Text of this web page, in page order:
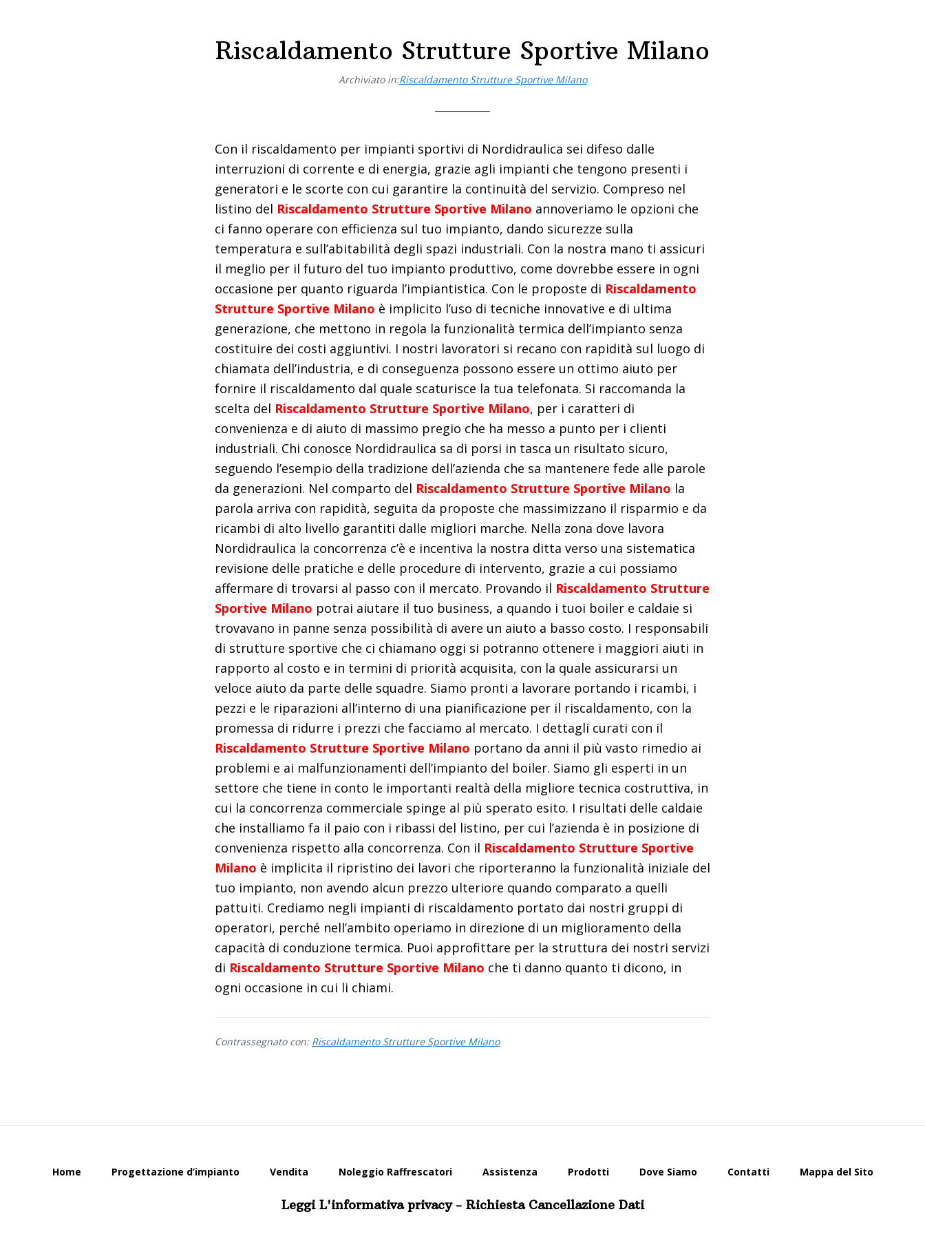
Riscaldamento Strutture Sportive Milano
Archiviato in:Riscaldamento Strutture Sportive Milano
Con il riscaldamento per impianti sportivi di Nordidraulica sei difeso dalle
interruzioni di corrente e di energia, grazie agli impianti che tengono presenti i
generatori e le scorte con cui garantire la continuità del servizio. Compreso nel
listino del Riscaldamento Strutture Sportive Milano annoveriamo le opzioni che
ci fanno operare con efficienza sul tuo impianto, dando sicurezze sulla
temperatura e sull’abitabilità degli spazi industriali. Con la nostra mano ti assicuri
il meglio per il futuro del tuo impianto produttivo, come dovrebbe essere in ogni
occasione per quanto riguarda l’impiantistica. Con le proposte di Riscaldamento
Strutture Sportive Milano è implicito l’uso di tecniche innovative e di ultima
generazione, che mettono in regola la funzionalità termica dell’impianto senza
costituire dei costi aggiuntivi. I nostri lavoratori si recano con rapidità sul luogo di
chiamata dell’industria, e di conseguenza possono essere un ottimo aiuto per
fornire il riscaldamento dal quale scaturisce la tua telefonata. Si raccomanda la
scelta del Riscaldamento Strutture Sportive Milano, per i caratteri di
convenienza e di aiuto di massimo pregio che ha messo a punto per i clienti
industriali. Chi conosce Nordidraulica sa di porsi in tasca un risultato sicuro,
seguendo l’esempio della tradizione dell’azienda che sa mantenere fede alle parole
da generazioni. Nel comparto del Riscaldamento Strutture Sportive Milano la
parola arriva con rapidità, seguita da proposte che massimizzano il risparmio e da
ricambi di alto livello garantiti dalle migliori marche. Nella zona dove lavora
Nordidraulica la concorrenza c’è e incentiva la nostra ditta verso una sistematica
revisione delle pratiche e delle procedure di intervento, grazie a cui possiamo
affermare di trovarsi al passo con il mercato. Provando il Riscaldamento Strutture
Sportive Milano potrai aiutare il tuo business, a quando i tuoi boiler e caldaie si
trovavano in panne senza possibilità di avere un aiuto a basso costo. I responsabili
di strutture sportive che ci chiamano oggi si potranno ottenere i maggiori aiuti in
rapporto al costo e in termini di priorità acquisita, con la quale assicurarsi un
veloce aiuto da parte delle squadre. Siamo pronti a lavorare portando i ricambi, i
pezzi e le riparazioni all’interno di una pianificazione per il riscaldamento, con la
promessa di ridurre i prezzi che facciamo al mercato. I dettagli curati con il
Riscaldamento Strutture Sportive Milano portano da anni il più vasto rimedio ai
problemi e ai malfunzionamenti dell’impianto del boiler. Siamo gli esperti in un
settore che tiene in conto le importanti realtà della migliore tecnica costruttiva, in
cui la concorrenza commerciale spinge al più sperato esito. I risultati delle caldaie
che installiamo fa il paio con i ribassi del listino, per cui l’azienda è in posizione di
convenienza rispetto alla concorrenza. Con il Riscaldamento Strutture Sportive
Milano è implicita il ripristino dei lavori che riporteranno la funzionalità iniziale del
tuo impianto, non avendo alcun prezzo ulteriore quando comparato a quelli
pattuiti. Crediamo negli impianti di riscaldamento portato dai nostri gruppi di
operatori, perché nell’ambito operiamo in direzione di un miglioramento della
capacità di conduzione termica. Puoi approfittare per la struttura dei nostri servizi
di Riscaldamento Strutture Sportive Milano che ti danno quanto ti dicono, in
ogni occasione in cui li chiami.
Contrassegnato con: Riscaldamento Strutture Sportive Milano
Home Progettazione d’impianto Vendita Noleggio Raffrescatori Assistenza Prodotti Dove Siamo Contatti Mappa del Sito
Leggi L'informativa privacy- Richiesta Cancellazione Dati